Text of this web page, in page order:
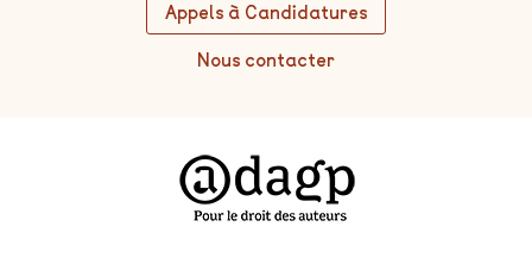
Appels à Candidatures
Nous contacter